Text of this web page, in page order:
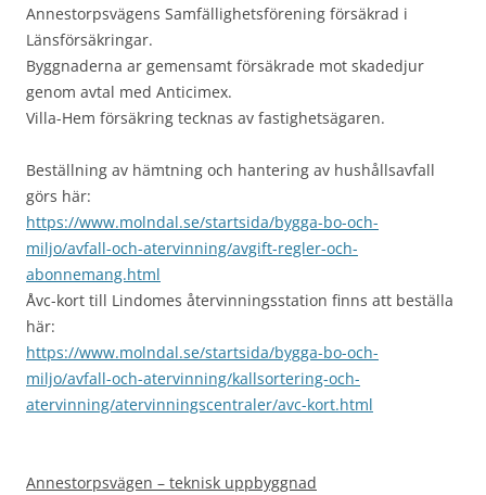
Annestorpsvägens Samfällighetsförening försäkrad i
Länsförsäkringar.
Byggnaderna ar gemensamt försäkrade mot skadedjur
genom avtal med Anticimex.
Villa-Hem försäkring tecknas av fastighetsägaren.
Beställning av hämtning och hantering av hushållsavfall
görs här:
https://www.molndal.se/startsida/bygga-bo-och-
miljo/avfall-och-atervinning/avgift-regler-och-
abonnemang.html
Åvc-kort till Lindomes återvinningsstation finns att beställa
här:
https://www.molndal.se/startsida/bygga-bo-och-
miljo/avfall-och-atervinning/kallsortering-och-
atervinning/atervinningscentraler/avc-kort.html
Annestorpsvägen – teknisk uppbyggnad